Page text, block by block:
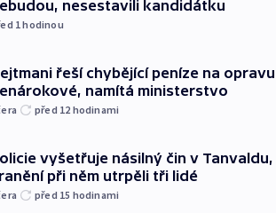
nesestavili kandidátku
1hodinou
řeší chybějící peníze na opravu
namítá ministerstvo
před 12 hodinami
vyšetřuje násilný čin v
při něm utrpěli tři lidé
před 15 hodinami